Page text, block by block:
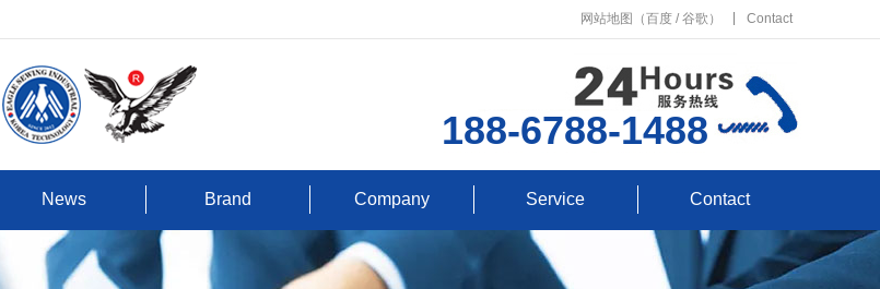
网站地图 （百度 /谷歌 ） Contact
188-6788-1488
News Brand Company Service Contact